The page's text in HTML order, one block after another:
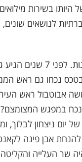
היותו בשירות
לנושאים
יואב גלנט שר הביטחון המודח
נכחו גם ראש
במפגש
יום ניצחון
ניחשתם נכון, גלנט מתייצב על פי הזמנה בינואר
שר העלייה